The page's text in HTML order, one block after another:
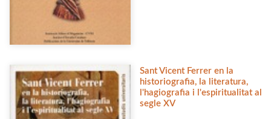
Sant Vicent Ferrer en la
historiografia, la literatura,
l'hagiografia i l'espiritualitat al
segle XV